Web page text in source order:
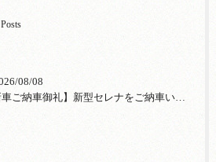
08/08
【新車ご納車御礼】新型セレナをご納車いたしました！宮口自動車株式会社